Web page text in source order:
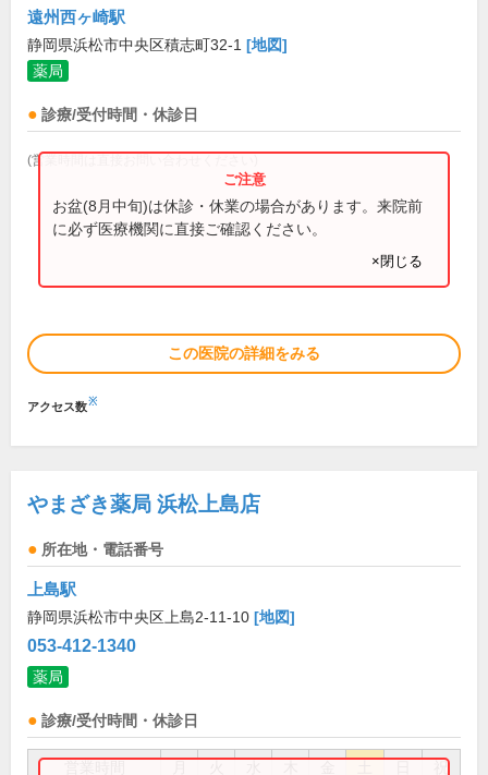
遠州西ヶ崎駅
静岡県浜松市中央区積志町32-1 [地図]
薬局
診療/受付時間・休診日
(営業時間は直接お問い合わせください)
お盆(8月中旬)は休診・休業の場合があります。来院前
に必ず医療機関に直接ご確認ください。
×閉じる
この医院の詳細をみる
アクセス数※
やまざき薬局 浜松上島店
所在地・電話番号
上島駅
静岡県浜松市中央区上島2-11-10 [地図]
053-412-1340
薬局
診療/受付時間・休診日
祝